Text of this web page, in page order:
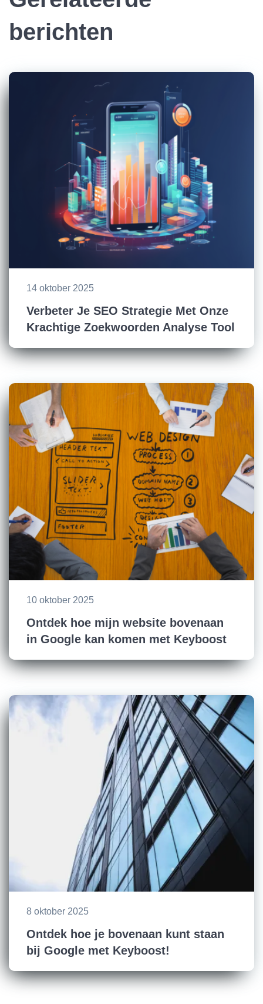
berichten
14 oktober 2025
Verbeter Je SEO Strategie Met Onze
Krachtige Zoekwoorden Analyse Tool
10 oktober 2025
Ontdek hoe mijn website bovenaan
in Google kan komen met Keyboost
8 oktober 2025
Ontdek hoe je bovenaan kunt staan
bij Google met Keyboost!